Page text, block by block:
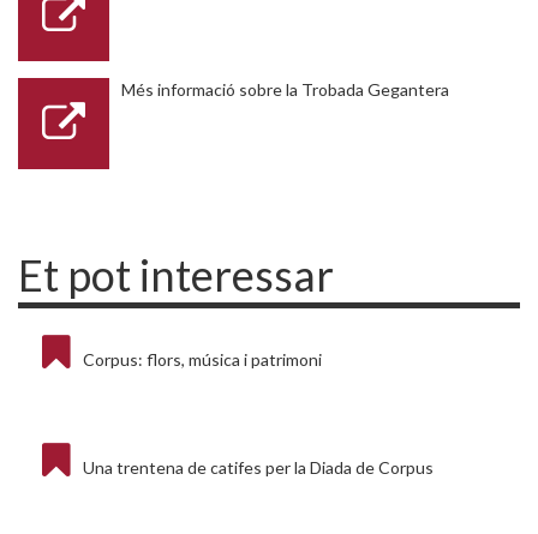
Més informació sobre la Trobada Gegantera
Et pot interessar
Corpus: flors, música i patrimoni
Una trentena de catifes per la Diada de Corpus